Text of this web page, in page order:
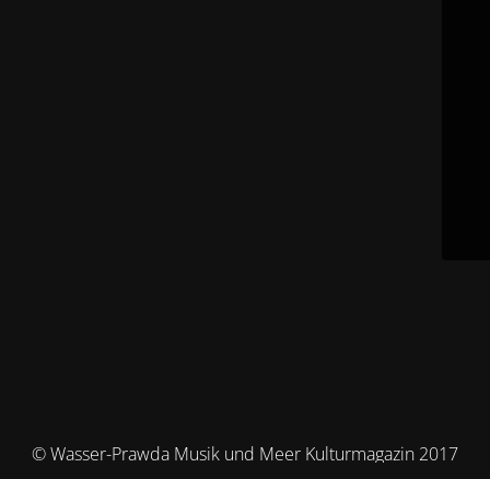
© Wasser-Prawda Musik und Meer Kulturmagazin 2017